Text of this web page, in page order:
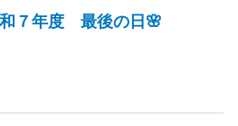
７年度 最後の日🌸